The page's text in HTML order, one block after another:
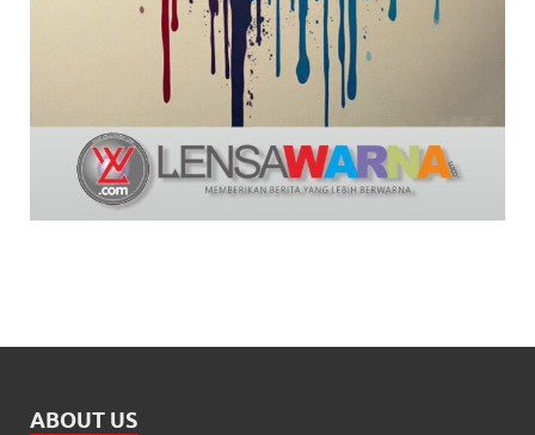
ABOUT US